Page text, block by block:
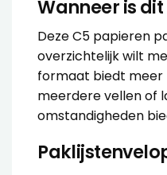
Wanneer is
Deze C5 papieren
overzichtelijk wilt
formaat biedt meer
meerdere vellen of
omstandigheden